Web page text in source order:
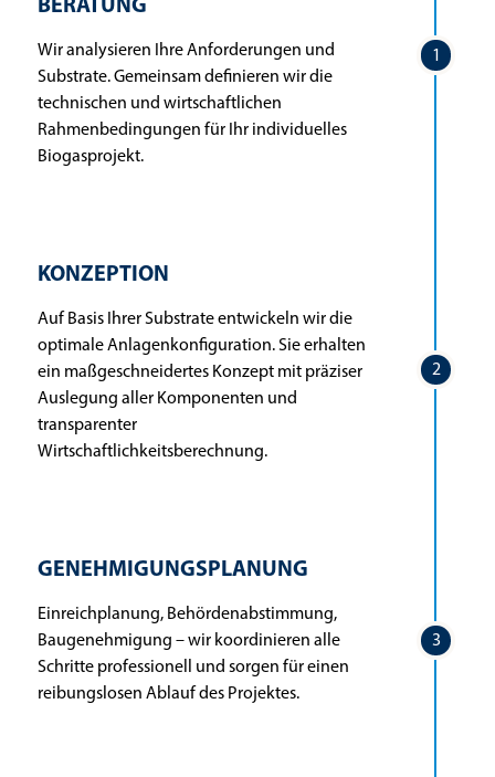
Wir analysieren Ihre Anforderungen und
Substrate. Gemeinsam definieren wir die
technischen und wirtschaftlichen
Rahmenbedingungen für Ihr individuelles
Biogasprojekt.
KONZEPTION
Auf Basis Ihrer Substrate entwickeln wir die
optimale Anlagenkonfiguration. Sie erhalten
ein maßgeschneidertes Konzept mit präziser
Auslegung aller Komponenten und
transparenter
Wirtschaftlichkeitsberechnung.
GENEHMIGUNGSPLANUNG
Einreichplanung, Behördenabstimmung,
Baugenehmigung – wir koordinieren alle
Schritte professionell und sorgen für einen
reibungslosen Ablauf des Projektes.
1
2
3